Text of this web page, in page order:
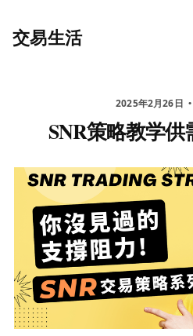
交易生活
2025年2月26日
SNR策略教学